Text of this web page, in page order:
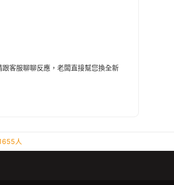
客服聊聊反應，老闆直接幫您換全新
人